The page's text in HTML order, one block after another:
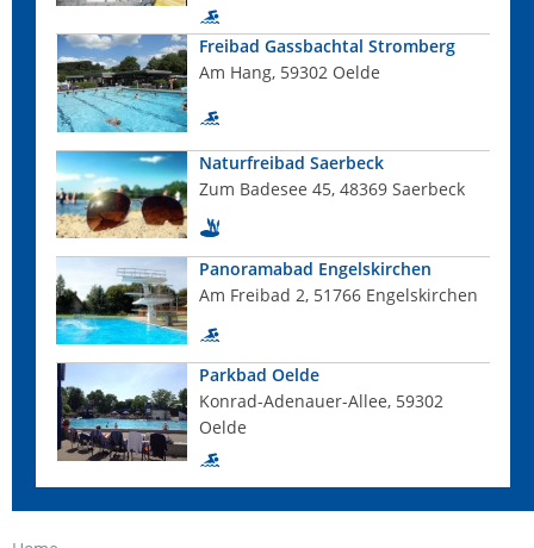
Freibad Gassbachtal Stromberg
Am Hang, 59302 Oelde
Naturfreibad Saerbeck
Zum Badesee 45, 48369 Saerbeck
Panoramabad Engelskirchen
Am Freibad 2, 51766 Engelskirchen
Parkbad Oelde
Konrad-Adenauer-Allee, 59302
Oelde